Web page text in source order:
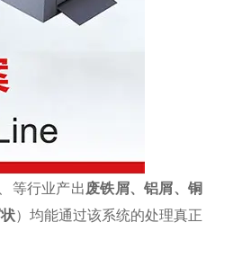
、等行业产出 废铁屑、铝屑、铜
）均能通过该系统的处理真正